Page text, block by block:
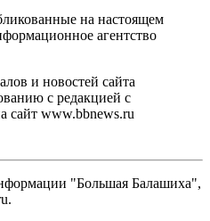
на настоящем
агентство
и новостей сайта
с редакцией с
сайт www.bbnews.ru
"Большая Балашиха",